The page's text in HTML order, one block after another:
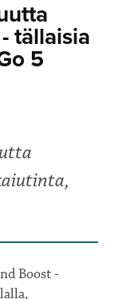
tällaisia
5
Boost -